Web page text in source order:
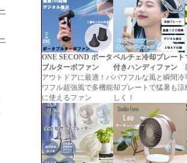
ONE SECOND ポータ
ブルターボファン
アウトドアに最適！パ
ワフル超強風で多機能
に使えるファン
ペルチェ冷却プレート
付きハンディファン
パワフルな風と瞬間冷
却プレートで猛暑も涼
しく！